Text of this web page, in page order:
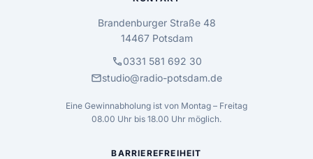
Brandenburger Straße 48
14467 Potsdam
call0331 581 692 30
mailstudio@radio-potsdam.de
Eine Gewinnabholung ist von Montag – Freitag
08.00 Uhr bis 18.00 Uhr möglich.
BARRIEREFREIHEIT